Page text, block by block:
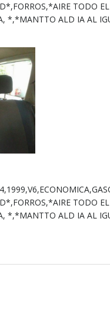
TODO
*,*MANTTO ALD IA AL
TODO
*,*MANTTO ALD IA AL